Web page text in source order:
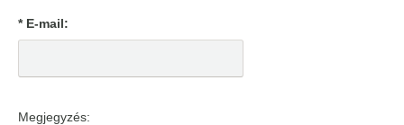
* E-mail:
Megjegyzés: